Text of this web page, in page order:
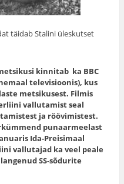
üleskutset
kinnitab ka BBC
televisioonis), kus
metsikusest. Filmis
vallutamist seal
ja röövimistest.
punaarmeelast
Ida-Preisimaal
vallutajad ka veel peale
SS-sõdurite